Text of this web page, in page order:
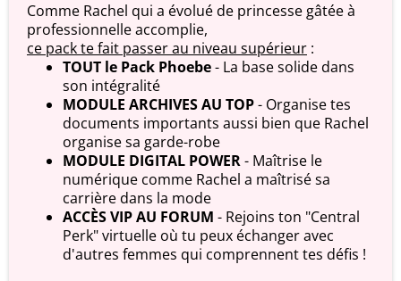
Comme Rachel qui a évolué de princesse gâtée à
professionnelle accomplie,
ce pack te fait passer au niveau supérieur :
TOUT le Pack Phoebe- La base solide dans
son intégralité
MODULE ARCHIVES AU TOP- Organise tes
documents importants aussi bien que Rachel
organise sa garde-robe
MODULE DIGITAL POWER- Maîtrise le
numérique comme Rachel a maîtrisé sa
carrière dans la mode
ACCÈS VIP AU FORUM - Rejoins ton "Central
Perk" virtuelle où tu peux échanger avec
d'autres femmes qui comprennent tes défis !